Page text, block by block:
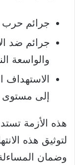
جرائم حرب
جرائم ضد
والواسعة
الاستهداف
إلى مستوى
هذه الأزمة
لتوثيق هذه
وضمان